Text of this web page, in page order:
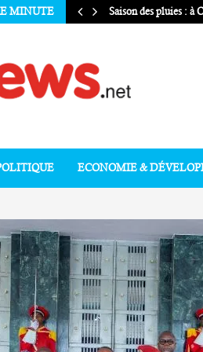
MINUTE Saison des pluies : à
ECONOMIE &